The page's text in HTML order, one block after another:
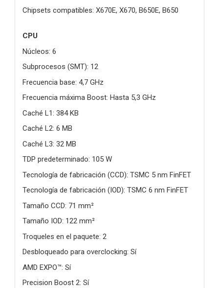
Chipsets compatibles: X670E, X670, B650E, B650
CPU
Núcleos: 6
Subprocesos (SMT): 12
Frecuencia base: 4,7 GHz
Frecuencia máxima Boost: Hasta 5,3 GHz
Caché L1: 384 KB
Caché L2: 6 MB
Caché L3: 32 MB
TDP predeterminado: 105 W
Tecnología de fabricación (CCD): TSMC 5 nm FinFET
Tecnología de fabricación (IOD): TSMC 6 nm FinFET
Tamaño CCD: 71 mm²
Tamaño IOD: 122 mm²
Troqueles en el paquete: 2
Desbloqueado para overclocking: Sí
AMD EXPO™: Sí
Precision Boost 2: Sí